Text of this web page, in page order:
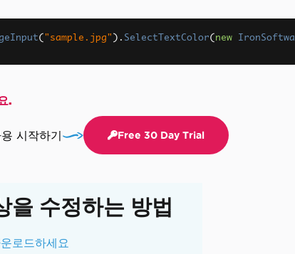
요
포함)
디버깅하기
( "sample.jpg" ). SelectTextColor( new
.
시작하기 Free 30 Day Trial
을 수정하는 방법
로드하세요